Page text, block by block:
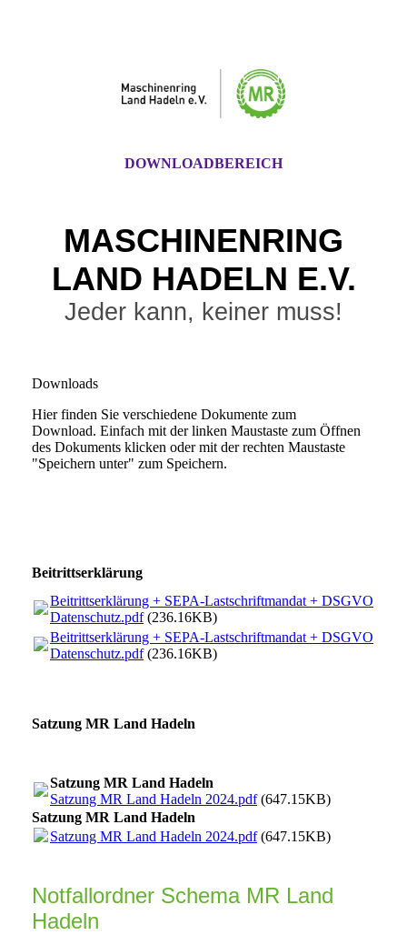
DOWNLOADBEREICH
MASCHINENRING
LAND HADELN E.V.
Jeder kann, keiner muss!
Downloads
Hier finden Sie verschiedene Dokumente zum
Download. Einfach mit der linken Maustaste zum Öffnen
des Dokuments klicken oder mit der rechten Maustaste
"Speichern unter" zum Speichern.
Beitrittserklärung
Beitrittserklärung + SEPA-Lastschriftmandat + DSGVO
Datenschutz.pdf(236.16KB)
Beitrittserklärung + SEPA-Lastschriftmandat + DSGVO
Datenschutz.pdf(236.16KB)
Satzung MR Land Hadeln
Satzung MR Land Hadeln
Satzung MR Land Hadeln 2024.pdf(647.15KB)
Satzung MR Land Hadeln
Satzung MR Land Hadeln 2024.pdf(647.15KB)
Notfallordner Schema MR Land
Hadeln